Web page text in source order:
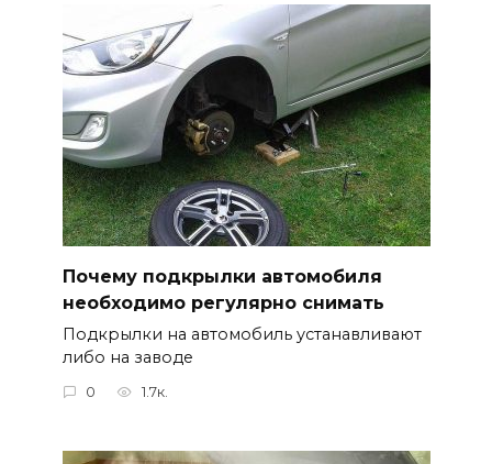
Почему подкрылки автомобиля
необходимо регулярно снимать
Подкрылки на автомобиль устанавливают
либо на заводе
0 1.7к.